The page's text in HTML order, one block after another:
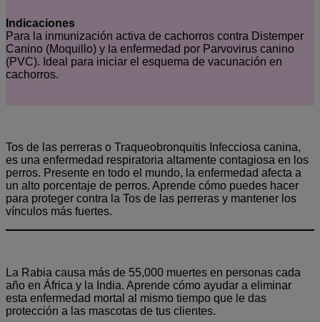
Indicaciones
Para la inmunización activa de cachorros contra Distemper
Canino (Moquillo) y la enfermedad por Parvovirus canino
(PVC). Ideal para iniciar el esquema de vacunación en
cachorros.
Tos de las perreras o Traqueobronquitis Infecciosa canina,
es una enfermedad respiratoria altamente contagiosa en los
perros. Presente en todo el mundo, la enfermedad afecta a
un alto porcentaje de perros. Aprende cómo puedes hacer
para proteger contra la Tos de las perreras y mantener los
vínculos más fuertes.
La Rabia causa más de 55,000 muertes en personas cada
año en África y la India. Aprende cómo ayudar a eliminar
esta enfermedad mortal al mismo tiempo que le das
protección a las mascotas de tus clientes.